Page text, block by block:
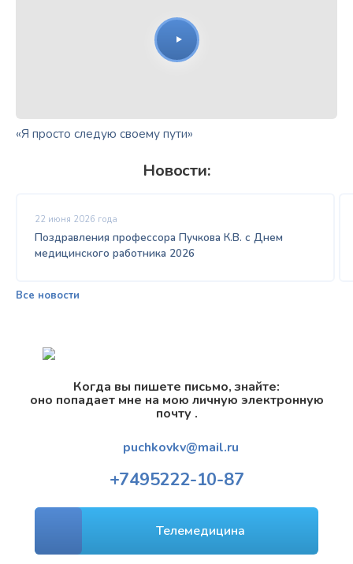
«Я просто следую своему пути»
Новости:
22 июня 2026 года
Поздравления профессора Пучкова К.В. с Днем
медицинского работника 2026
Все новости
Когда вы пишете письмо, знайте:
оно попадает мне на мою личную электронную
почту .
puchkovkv@mail.ru
+7495222-10-87
Телемедицина